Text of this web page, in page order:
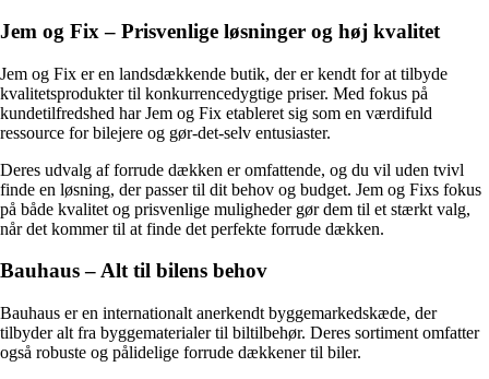
Jem og Fix – Prisvenlige løsninger og høj kvalitet
Jem og Fix er en landsdækkende butik, der er kendt for at tilbyde
kvalitetsprodukter til konkurrencedygtige priser. Med fokus på
kundetilfredshed har Jem og Fix etableret sig som en værdifuld
ressource for bilejere og gør-det-selv entusiaster.
Deres udvalg af forrude dækken er omfattende, og du vil uden tvivl
finde en løsning, der passer til dit behov og budget. Jem og Fixs fokus
på både kvalitet og prisvenlige muligheder gør dem til et stærkt valg,
når det kommer til at finde det perfekte forrude dækken.
Bauhaus – Alt til bilens behov
Bauhaus er en internationalt anerkendt byggemarkedskæde, der
tilbyder alt fra byggematerialer til biltilbehør. Deres sortiment omfatter
også robuste og pålidelige forrude dækkener til biler.